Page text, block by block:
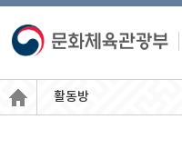
활동방